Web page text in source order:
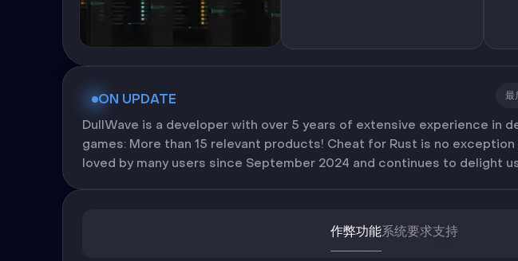
ON UPDATE 最
DullWave is a developer with over 5 years of extensive experience in
games: More than 15 relevant products! Cheat for Rust is no
loved by many users since September 2024 and continues to delight
作弊功能系统要求支持